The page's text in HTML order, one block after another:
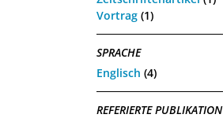
Vortrag (1)
SPRACHE
Englisch (4)
REFERIERTE PUBLIKATION